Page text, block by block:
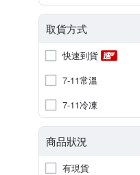
取貨方式
快速到貨
7-11常溫
7-11冷凍
商品狀況
有現貨